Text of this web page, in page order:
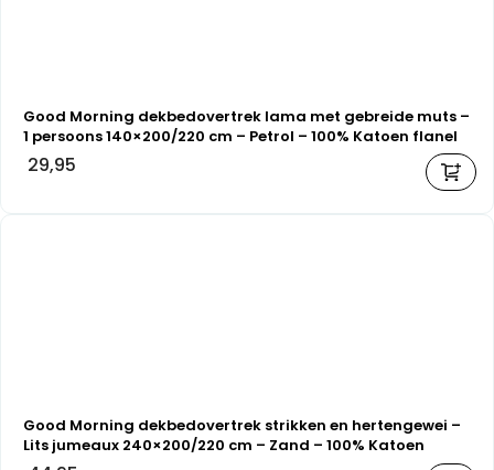
Good Morning dekbedovertrek lama met gebreide muts –
1 persoons 140×200/220 cm – Petrol – 100% Katoen flanel
29,95
Good Morning dekbedovertrek strikken en hertengewei –
Lits jumeaux 240×200/220 cm – Zand – 100% Katoen
flanel